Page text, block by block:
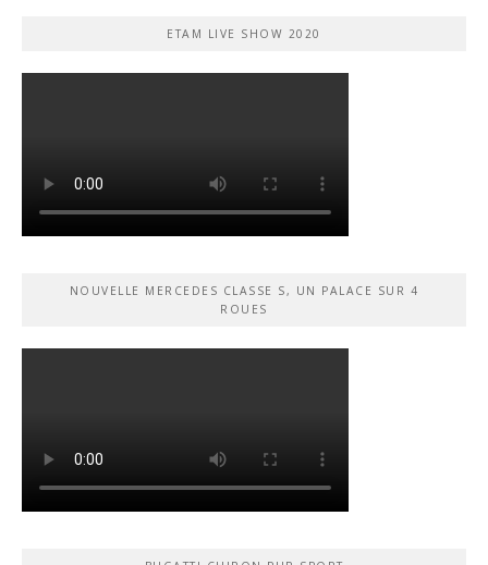
ETAM LIVE SHOW 2020
NOUVELLE MERCEDES CLASSE S, UN PALACE SUR 4
ROUES